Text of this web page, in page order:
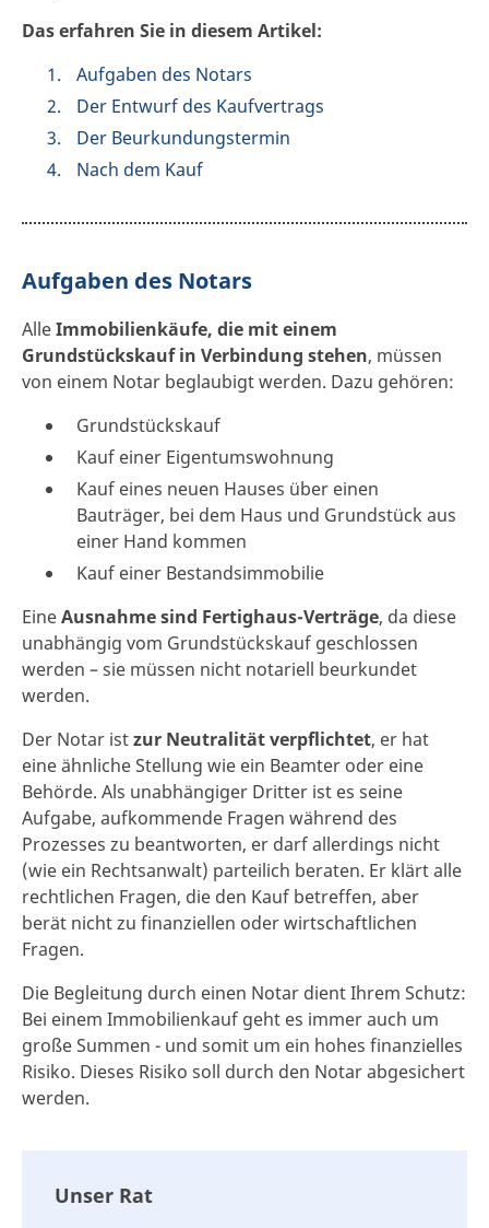
Das erfahren Sie in diesem Artikel:
Aufgaben des Notars
Der Entwurf des Kaufvertrags
Der Beurkundungstermin
Nach dem Kauf
Aufgaben des Notars
AlleImmobilienkäufe, die mit einem
Grundstückskauf in Verbindung stehen, müssen
von einem Notar beglaubigt werden. Dazu gehören:
Grundstückskauf
Kauf einer Eigentumswohnung
Kauf eines neuen Hauses über einen
Bauträger, bei dem Haus und Grundstück aus
einer Hand kommen
Kauf einer Bestandsimmobilie
EineAusnahme sind Fertighaus-Verträge, da diese
unabhängig vom Grundstückskauf geschlossen
werden – sie müssen nicht notariell beurkundet
werden.
Der Notar istzur Neutralität verpflichtet, er hat
eine ähnliche Stellung wie ein Beamter oder eine
Behörde. Als unabhängiger Dritter ist es seine
Aufgabe, aufkommende Fragen während des
Prozesses zu beantworten, er darf allerdings nicht
(wie ein Rechtsanwalt) parteilich beraten. Er klärt alle
rechtlichen Fragen, die den Kauf betreffen, aber
berät nicht zu finanziellen oder wirtschaftlichen
Fragen.
Die Begleitung durch einen Notar dient Ihrem Schutz:
Bei einem Immobilienkauf geht es immer auch um
große Summen - und somit um ein hohes finanzielles
Risiko. Dieses Risiko soll durch den Notar abgesichert
werden.
Unser Rat